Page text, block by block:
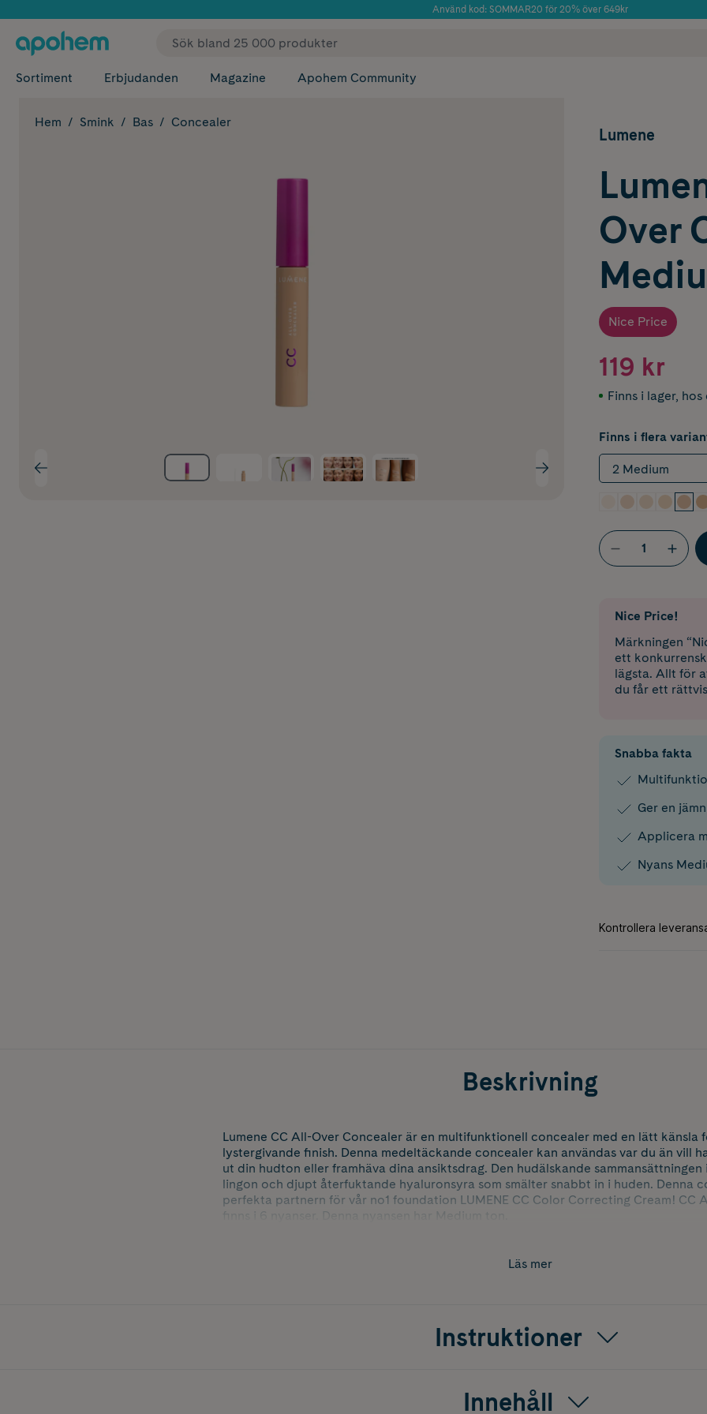
Använd kod: SOMMAR20 för 20% över 649kr
Sortiment Erbjudanden Magazine Apohem Community
Hem Smink Bas Concealer
Lumene
Over
Nice Price
119 kr
Finns i lager, hos
Finns i flera
2 Medium
Nice Price!
Märkningen
ett
lägsta. Allt för
du får ett
Snabba fakta
Ger en
Applicera
Nyans
Beskrivning
Lumene CC All-Over Concealer är en multifunktionell concealer med en lätt
lystergivande finish. Denna medeltäckande concealer kan användas var du än vill
ut din hudton eller framhäva dina ansiktsdrag. Den hudälskande
lingon och djupt återfuktande hyaluronsyra som smälter snabbt in i huden. Denna
perfekta partnern för vår no1 foundation LUMENE CC Color Correcting Cream! CC
finns i 6 nyanser. Denna nyansen har Medium ton.
makeupborste, makeupsvamp eller fingertoppar. Kan läggas i lager för extra
Läs mer
Instruktioner
Innehåll